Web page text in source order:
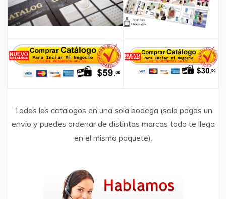
Todos los catalogos en una sola bodega (solo pagas un
envio y puedes ordenar de distintas marcas todo te llega
en el mismo paquete).